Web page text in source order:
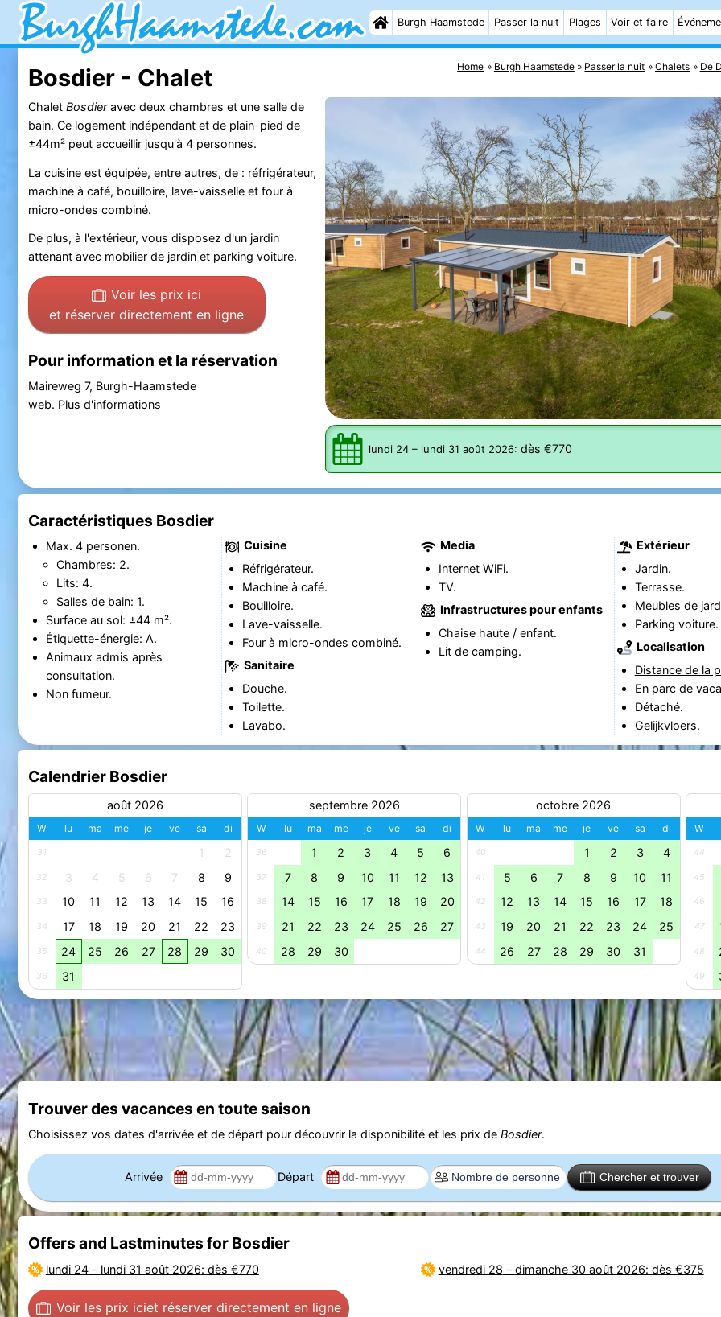
Burgh Haamstede Passer la nuit Plages Voir et faire
Home Burgh Haamstede Passer la nuit Chalets De
Bosdier - Chalet
lundi 24– lundi 31 août 2026: dès €770
Chalet Bosdieravec deux chambres et une salle de
bain. Ce logement indépendant et de plain-pied de
±44m² peut accueillir jusqu'à 4 personnes.
La cuisine est équipée, entre autres, de : réfrigérateur,
machine à café, bouilloire, lave-vaisselle et four à
micro-ondes combiné.
De plus, à l'extérieur, vous disposez d'un jardin
attenant avec mobilier de jardin et parking voiture.
Voir les prix ici
et réserver directement en ligne
Pour information et la réservation
Maireweg 7, Burgh-Haamstede
web. Plus d'informations
Caractéristiques Bosdier
Max. 4 personen.
Chambres: 2.
Lits: 4.
Salles de bain: 1.
Surface au sol: ±44 m².
Étiquette-énergie: A.
Animaux admis après
consultation.
Non fumeur.
Cuisine
Réfrigérateur.
Machine à café.
Bouilloire.
Lave-vaisselle.
Four à micro-ondes combiné.
Sanitaire
Douche.
Toilette.
Lavabo.
Media
Internet WiFi.
TV.
Infrastructures pour enfants
Chaise haute / enfant.
Lit de camping.
Extérieur
Jardin.
Terrasse.
Meubles de
Parking voiture.
Localisation
Distance de la
En parc de
Détaché.
Gelijkvloers.
Calendrier Bosdier
août 2026
W lu ma me je ve sa di
31 1 2
32 3 4 5 6 7 8 9
33 10 11 12 13 14 15 16
34 17 18 19 20 21 22 23
35 24 25 26 27 28 29 30
36 31
septembre 2026
W lu ma me je ve sa di
36 1 2 3 4 5 6
37 7 8 9 10 11 12 13
38 14 15 16 17 18 19 20
39 21 22 23 24 25 26 27
40 28 29 30
octobre 2026
W lu ma me je ve sa di
40 1 2 3 4
41 5 6 7 8 9 10 11
42 12 13 14 15 16 17 18
43 19 20 21 22 23 24 25
44 26 27 28 29 30 31
W
44
45
46
47
48
49
Trouver des vacances en toute saison
Choisissez vos dates d'arrivée et de départ pour découvrir la disponibilité et les prix de Bosdier.
Arrivée Départ Chercher et trouver
Offers and Lastminutes for Bosdier
lundi 24– lundi 31 août 2026: dès €770 vendredi 28 –dimanche 30 août 2026: dès €375
Voir les prix iciet réserver directement en ligne